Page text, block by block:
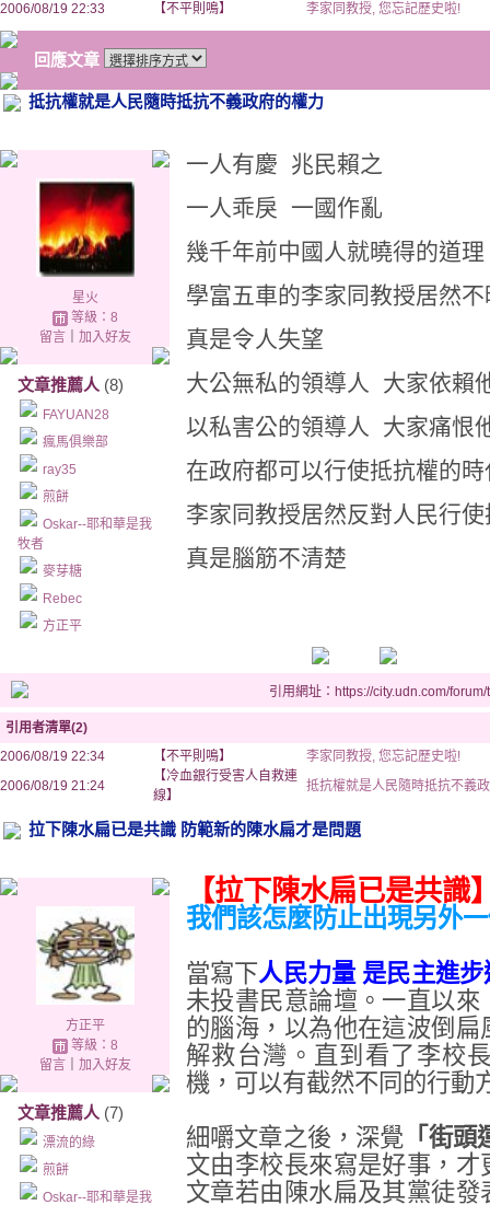
2006/08/19 22:33
【不平則鳴】 李家同教授, 您忘記歷史啦!
回應文章
抵抗權就是人民隨時抵抗不義政府的權力
星火
等級：8
留言｜ 加入好友
文章推薦人 (8)
FAYUAN28
瘋馬俱樂部
ray35
煎餅
Oskar--耶和華是我
牧者
麥芽糖
Rebec
方正平
一人有慶 兆民賴之
一人乖戾 一國作亂
幾千年前中國人就曉得的道理
學富五車的李家同教授居然不
真是令人失望
大公無私的領導人 大家依賴
以私害公的領導人 大家痛恨
在政府都可以行使抵抗權的時
李家同教授居然反對人民行
真是腦筋不清楚
引用網址：https://city.udn.com/
引用者清單(2)
2006/08/19 22:34
【不平則鳴】
李家同教授, 您忘記歷史啦!
2006/08/19 21:24
【冷血銀行受害人自救連
線】
抵抗權就是人民隨時抵抗不義
拉下陳水扁已是共識 防範新的陳水扁才是問題
方正平
等級：8
留言｜ 加入好友
文章推薦人 (7)
漂流的綠
煎餅
Oskar--耶和華是我
【拉下陳水扁已是共識
我們該怎麼防止出現另外
當寫下人民力量 是民主進
未投書民意論壇。一直以
的腦海，以為他在這波倒
解救台灣。直到看了李校
機，可以有截然不同的行動
細嚼文章之後，深覺 「街
文由李校長來寫是好事，
文章若由陳水扁及其黨徒